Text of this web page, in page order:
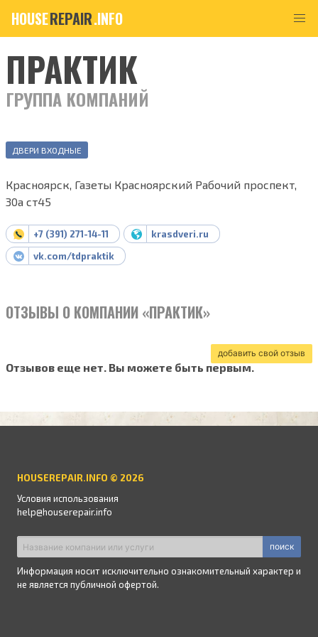
HOUSEREPAIR.INFO
ПРАКТИК
ГРУППА КОМПАНИЙ
ДВЕРИ ВХОДНЫЕ
Красноярск, Газеты Красноярский Рабочий проспект,
30а ст45
+7 (391) 271-14-11
krasdveri.ru
vk.com/tdpraktik
ОТЗЫВЫ О КОМПАНИИ «ПРАКТИК»
добавить свой отзыв
Отзывов еще нет. Вы можете быть первым.
HOUSEREPAIR.INFO © 2026
Условия использования
help@houserepair.info
поиск
Информация носит исключительно ознакомительный характер и
не является публичной офертой.